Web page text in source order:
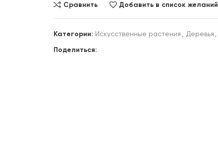
Сравнить Добавить в список желаний
Категории: Искусственные растения , Деревья ,
Поделиться: